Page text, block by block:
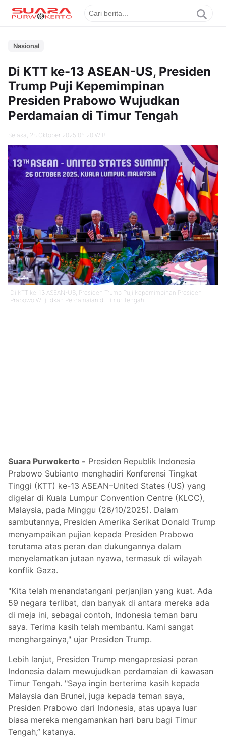
Nasional
Di KTT ke-13 ASEAN-US, Presiden
Trump Puji Kepemimpinan
Presiden Prabowo Wujudkan
Perdamaian di Timur Tengah
Selasa, 28 Oktober 2025 06.20 WIB
Di KTT ke-13 ASEAN-US, Presiden Trump Puji Kepemimpinan Presiden
Prabowo Wujudkan Perdamaian di Timur Tengah
Suara Purwokerto - Presiden Republik Indonesia
Prabowo Subianto menghadiri Konferensi Tingkat
Tinggi (KTT) ke-13 ASEAN–United States (US) yang
digelar di Kuala Lumpur Convention Centre (KLCC),
Malaysia, pada Minggu (26/10/2025). Dalam
sambutannya, Presiden Amerika Serikat Donald Trump
menyampaikan pujian kepada Presiden Prabowo
terutama atas peran dan dukungannya dalam
menyelamatkan jutaan nyawa, termasuk di wilayah
konflik Gaza.
"Kita telah menandatangani perjanjian yang kuat. Ada
59 negara terlibat, dan banyak di antara mereka ada
di meja ini, sebagai contoh, Indonesia teman baru
saya. Terima kasih telah membantu. Kami sangat
menghargainya," ujar Presiden Trump.
Lebih lanjut, Presiden Trump mengapresiasi peran
Indonesia dalam mewujudkan perdamaian di kawasan
Timur Tengah. "Saya ingin berterima kasih kepada
Malaysia dan Brunei, juga kepada teman saya,
Presiden Prabowo dari Indonesia, atas upaya luar
biasa mereka mengamankan hari baru bagi Timur
Tengah,” katanya.